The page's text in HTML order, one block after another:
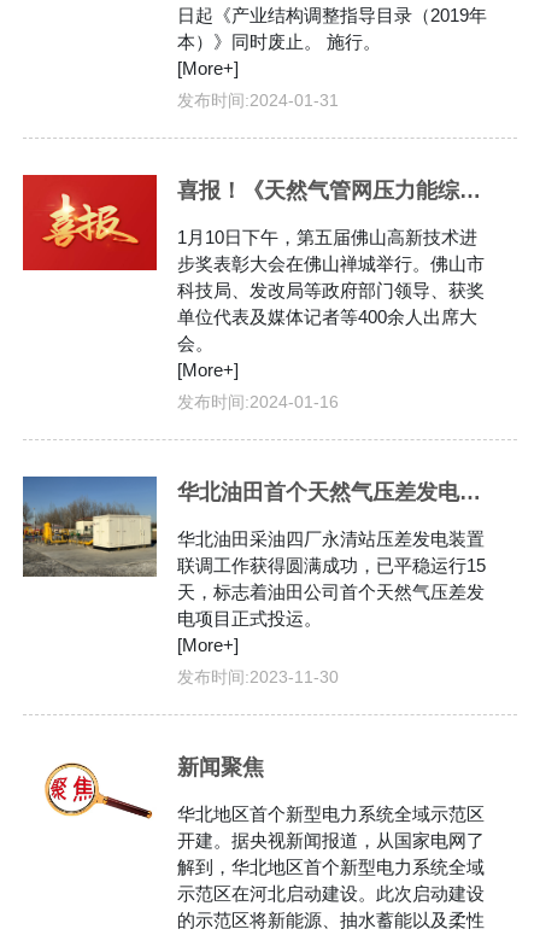
日起《产业结构调整指导目录（2019年
本）》同时废止。 施行。
[More+]
发布时间:2024-01-31
喜报！《天然气管网压力能综合利用系统的研究与开发》项目获佛山高新技术进步奖二等奖。
1月10日下午，第五届佛山高新技术进
步奖表彰大会在佛山禅城举行。佛山市
科技局、发改局等政府部门领导、获奖
单位代表及媒体记者等400余人出席大
会。
[More+]
发布时间:2024-01-16
华北油田首个天然气压差发电项目投运
华北油田采油四厂永清站压差发电装置
联调工作获得圆满成功，已平稳运行15
天，标志着油田公司首个天然气压差发
电项目正式投运。
[More+]
发布时间:2023-11-30
新闻聚焦
华北地区首个新型电力系统全域示范区
开建。据央视新闻报道，从国家电网了
解到，华北地区首个新型电力系统全域
示范区在河北启动建设。此次启动建设
的示范区将新能源、抽水蓄能以及柔性